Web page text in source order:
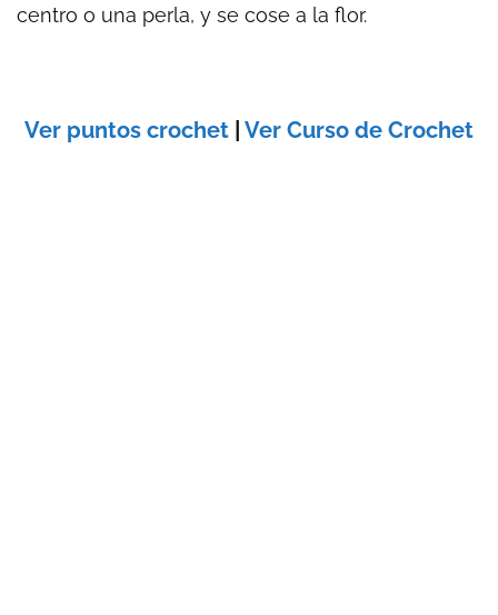
centro o una perla, y se cose a la flor.
Ver puntos crochet Ver Curso de Crochet